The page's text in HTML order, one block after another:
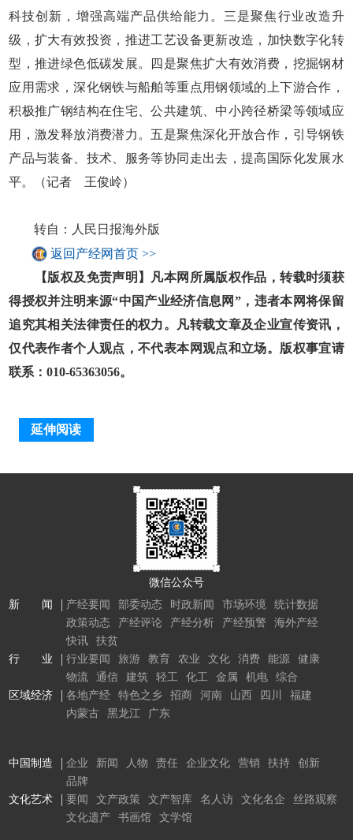
科技创新，增强高端产品供给能力。三是聚焦行业改造升
级，扩大有效投资，推进工艺设备更新改造，加快数字化转
型，推进绿色低碳发展。四是聚焦扩大有效消费，挖掘钢材
应用需求，深化钢铁与船舶等重点用钢领域的上下游合作，
积极推广钢结构在住宅、公共建筑、中小跨径桥梁等领域应
用，激发释放消费潜力。五是聚焦深化开放合作，引导钢铁
产品与装备、技术、服务等协同走出去，提高国际化发展水
平。（记者 王俊岭）
转自：人民日报海外版
返回产经网首页 >>
【版权及免责声明】凡本网所属版权作品，转载时须获
得授权并注明来源“中国产业经济信息网”，违者本网将保留
追究其相关法律责任的权力。凡转载文章及企业宣传资讯，
仅代表作者个人观点，不代表本网观点和立场。版权事宜请
联系：010-65363056。
延伸阅读
微信公众号
新 闻
产经要闻 部委动态 时政新闻 市场环境
统计数据
政策动态
产经评论 产经分析 产经预警
海外产经
快讯
扶贫
行 业
行业要闻 旅游 教育 农业 文化 消费 能源
健康
物流
通信 建筑 轻工 化工 金属 机电
综合
区域经济
各地产经 特色之乡 招商 河南 山西 四川
福建
内蒙古
黑龙江 广东
中国制造 企业 新闻 人物 责任 企业文化 营销 扶持
创新
品牌
文化艺术
要闻 文产政策 文产智库 名人访 文化名企
丝路观察
文化遗产
书画馆 文学馆